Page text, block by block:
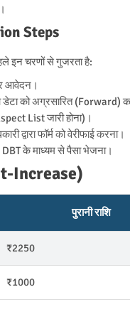
Steps
इन चरणों से गुजरता है:
आवेदन।
डेटा को अग्रसारित (Forward)
List जारी होना)।
द्वारा फॉर्म को वेरीफाई करना।
के माध्यम से पैसा भेजना।
Increase)
पुरानी राशि
₹2250
₹1000